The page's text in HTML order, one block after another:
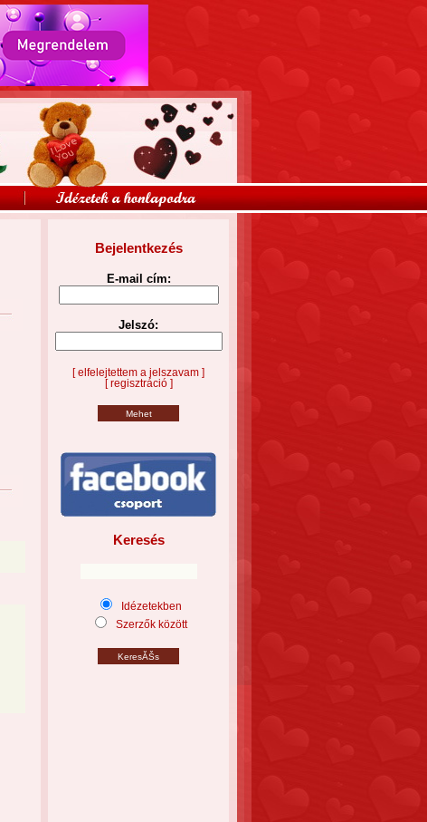
Bejelentkezés
E-mail cím:
Jelszó:
[ elfelejtettem a jelszavam ]
[ regisztráció ]
Keresés
Idézetekben
Szerzők között